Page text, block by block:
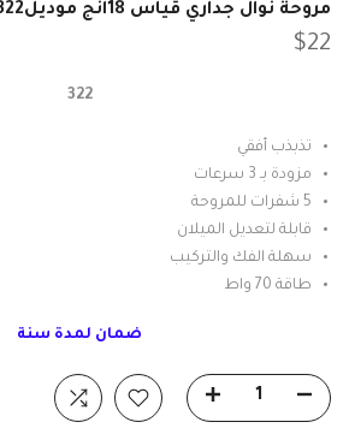
مروحة نوال جداري قياس 18انج موديل322
$22
322
تذبذب أفقي
مزودة بـ 3 سرعات
5 شفرات للمروحة
قابلة لتعديل الميلان
سهلة الفك والتركيب
طاقة 70 واط
ضمان لمدة سنة